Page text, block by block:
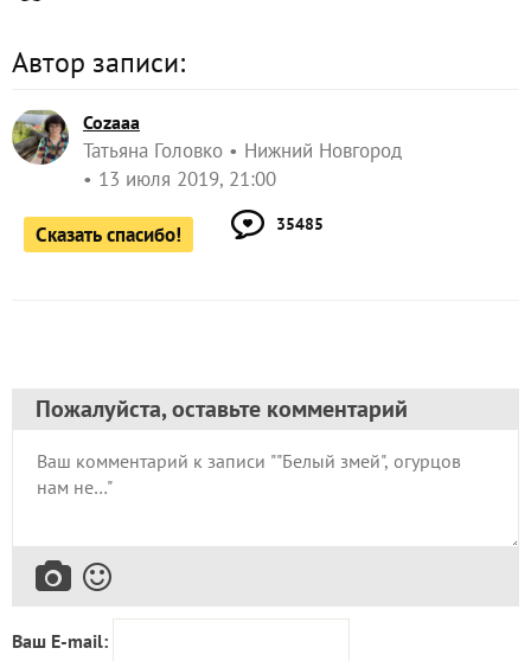
Автор записи:
Cozaaa
Татьяна Головко
Нижний Новгород
13 июля 2019, 21:00
Сказать спасибо! 35485
Пожалуйста, оставьте комментарий
Ваш E-mail: